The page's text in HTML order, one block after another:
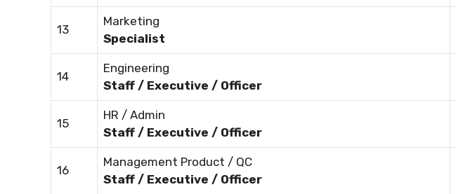
13
Marketing
Specialist
14
Engineering
Staff / Executive / Officer
15
HR / Admin
Staff / Executive / Officer
16
Management Product / QC
Staff / Executive / Officer